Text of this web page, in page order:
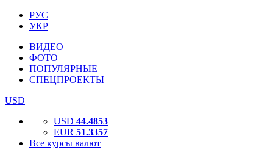
РУС
УКР
ВИДЕО
ФОТО
ПОПУЛЯРНЫЕ
СПЕЦПРОЕКТЫ
USD
USD 44.4853
EUR 51.3357
Все курсы валют